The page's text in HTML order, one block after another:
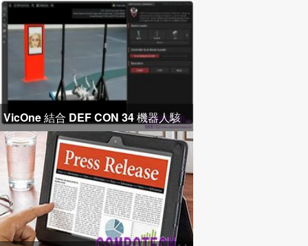
VicOne 結合 DEF CON 34 機器人駭
客研究成果，推出免費 NVIDIA Isaac